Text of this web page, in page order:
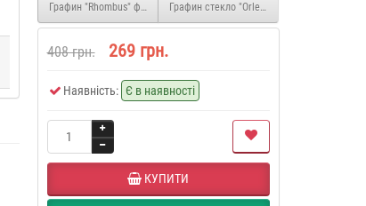
Графин "Rhombus" фиолетовый VB216Графин стекло "Orleans" бирюза VB103
408 грн. 269 грн.
Наявність: Є в наявності
КУПИТИ